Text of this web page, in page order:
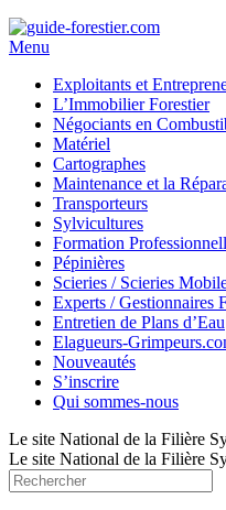
Menu
Exploitants et
L’Immobilier Forestier
Négociants en
Matériel
Cartographes
Maintenance et la
Transporteurs
Sylvicultures
Formation
Pépinières
Scieries / Scieries
Experts / Gestionnaires
Entretien de Plans d’Eau
Elagueurs-
Nouveautés
S’inscrire
Qui sommes-nous
Le site National de la Filière
Le site National de la Filière